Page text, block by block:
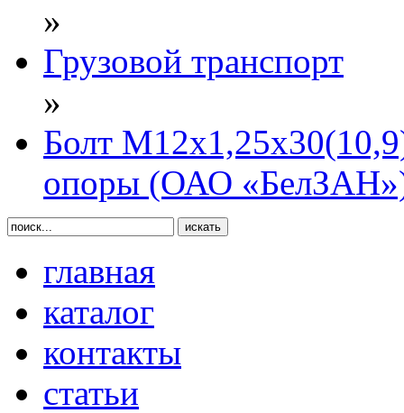
»
Грузовой транспорт
»
Болт
опоры (ОАО
главная
каталог
контакты
статьи